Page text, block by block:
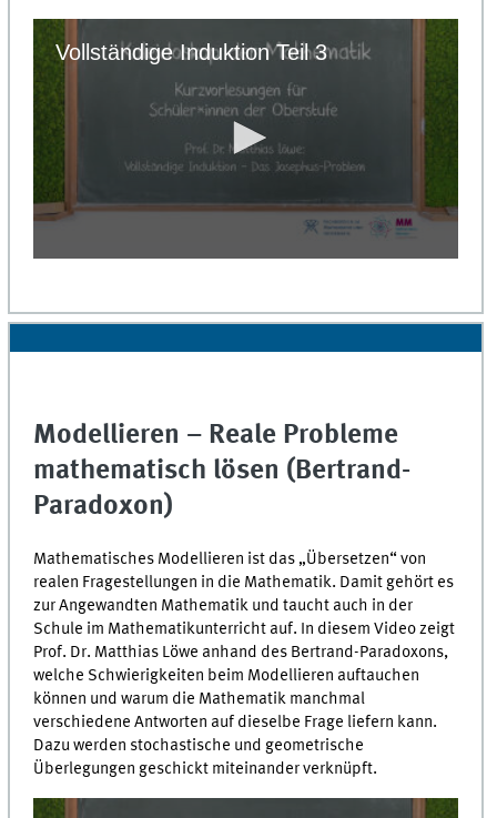
Vollständige Induktion Teil 3
0
Modellieren – Reale Probleme
mathematisch lösen (Bertrand-
Paradoxon)
Mathematisches Modellieren ist das „Übersetzen“ von
realen Fragestellungen in die Mathematik. Damit gehört es
zur Angewandten Mathematik und taucht auch in der
Schule im Mathematikunterricht auf. In diesem Video zeigt
Prof. Dr. Matthias Löwe anhand des Bertrand-Paradoxons,
welche Schwierigkeiten beim Modellieren auftauchen
können und warum die Mathematik manchmal
verschiedene Antworten auf dieselbe Frage liefern kann.
Dazu werden stochastische und geometrische
Überlegungen geschickt miteinander verknüpft.